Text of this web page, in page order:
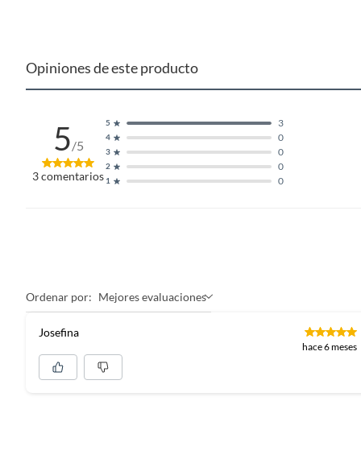
Opiniones de este producto
5/5
3comentarios 1 0
2 0
3 0
4 0
5 3
Ordenar por: Mejores evaluaciones
Josefina
hace 6 meses